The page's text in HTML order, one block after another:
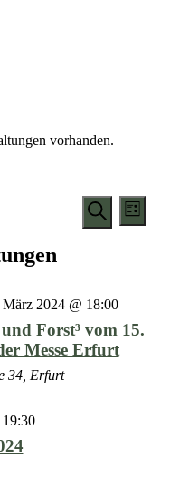
vorhanden.
Suche
Suche
Liste
März 2024 @ 18:00
Forst³ vom 15.
Messe Erfurt
34, Erfurt
19:30